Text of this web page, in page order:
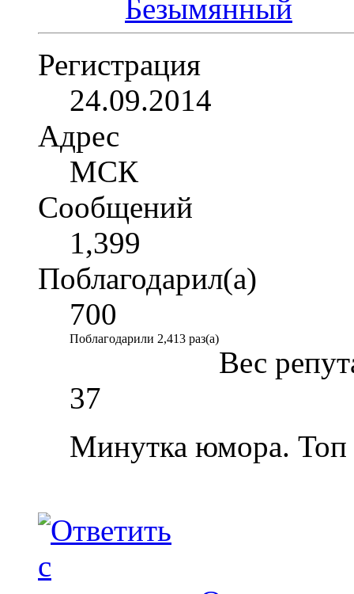
Регистрация
24.09.2014
Адрес
МСК
Сообщений
1,399
Поблагодарил(а)
700
Поблагодарили 2,413 раз(а)
Вес
37
Минутка юмора.